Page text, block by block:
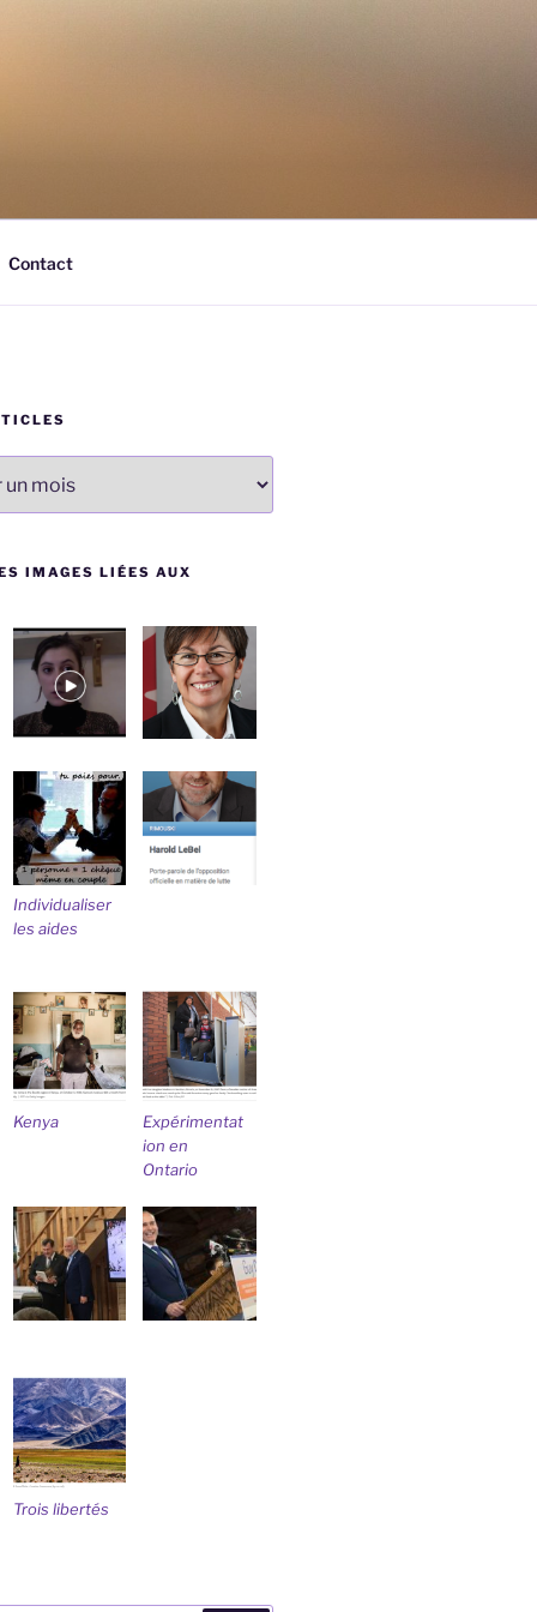
Contact
IMAGES LIÉES AUX
Individualiser
les aides
Kenya
Expérimentat
ion en
Ontario
Trois libertés